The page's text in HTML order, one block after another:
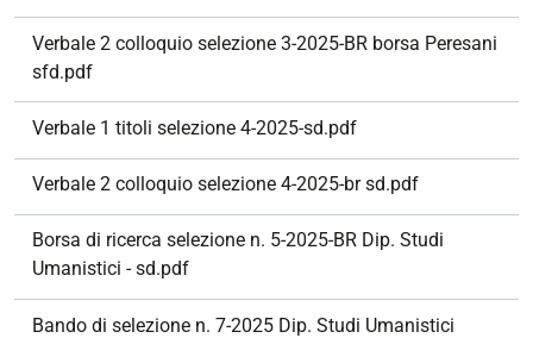
Verbale 2 colloquio selezione 3-2025-BR borsa Peresani
sfd.pdf
Verbale 1 titoli selezione 4-2025-sd.pdf
Verbale 2 colloquio selezione 4-2025-br sd.pdf
Borsa di ricerca selezione n. 5-2025-BR Dip. Studi
Umanistici - sd.pdf
Bando di selezione n. 7-2025 Dip. Studi Umanistici